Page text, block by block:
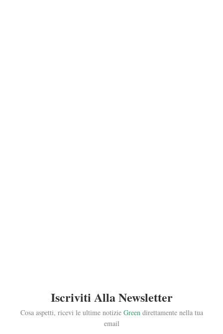
Iscriviti Alla Newsletter
Cosa aspetti, ricevi le ultime notizie Green direttamente nella tua
email